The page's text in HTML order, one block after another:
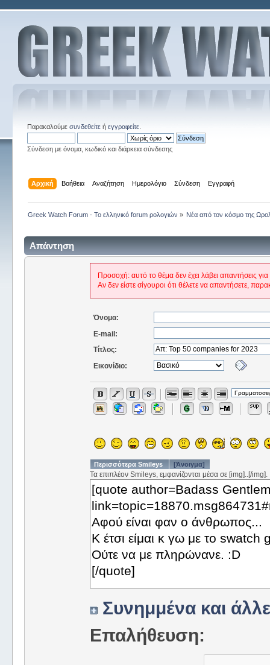
Παρακαλούμε συνδεθείτεή εγγραφείτε.
Σύνδεση με όνομα, κωδικό και διάρκεια σύνδεσης
Αρχική Βοήθεια Αναζήτηση Ημερολόγιο Σύνδεση Εγγραφή
Greek Watch Forum - Το ελληνικό forum ρολογιών » Νέα από τον κόσμο της
Απάντηση
Προσοχή: αυτό το θέμα δεν έχει λάβει απαντήσεις
Αν δεν είστε σίγουροι ότι θέλετε να απαντήσετε,
Όνομα:
E-mail:
Τίτλος:
Εικονίδιο:
Περισσότερα Smileys [Άνοιγμα]
Τα επιπλέον Smileys, εμφανίζονται μέσα σε [img]..[/img].
Συνημμένα και
Επαλήθευση: